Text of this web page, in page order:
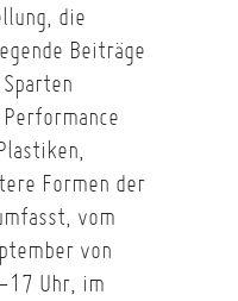
die
Beiträge
Formen der
vom
von
17 Uhr, im